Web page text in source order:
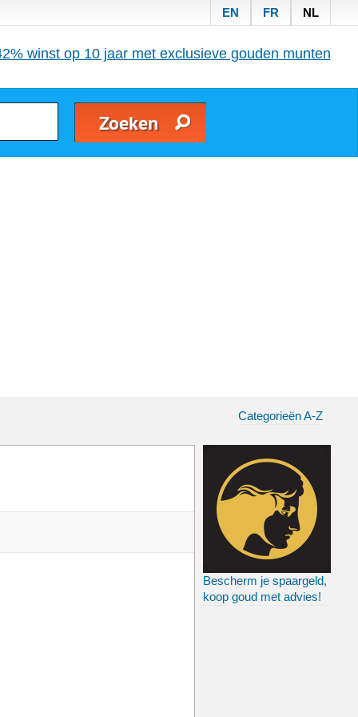
EN FR NL
winst op 10 jaar met exclusieve gouden munten
Categorieën A-Z
Bescherm je spaargeld,
koop goud met advies!